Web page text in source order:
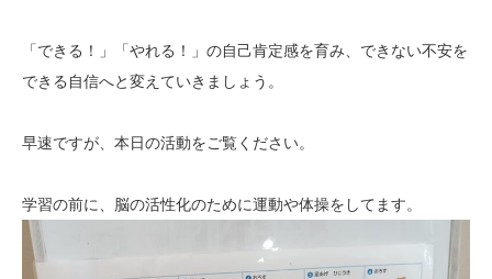
「できる！」「やれる！」の自己肯定感を育み、できない不安を
できる自信へと変えていきましょう。
早速ですが、本日の活動をご覧ください。
学習の前に、脳の活性化のために運動や体操をしてます。